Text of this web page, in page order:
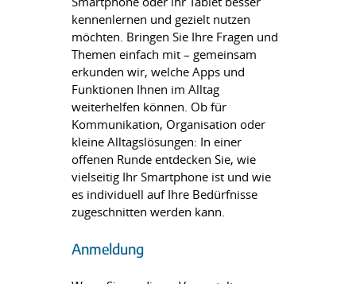
kennenlernen und gezielt nutzen
möchten. Bringen Sie Ihre Fragen und
Themen einfach mit – gemeinsam
erkunden wir, welche Apps und
Funktionen Ihnen im Alltag
weiterhelfen können. Ob für
Kommunikation, Organisation oder
kleine Alltagslösungen: In einer
offenen Runde entdecken Sie, wie
vielseitig Ihr Smartphone ist und wie
es individuell auf Ihre Bedürfnisse
zugeschnitten werden kann.
Anmeldung